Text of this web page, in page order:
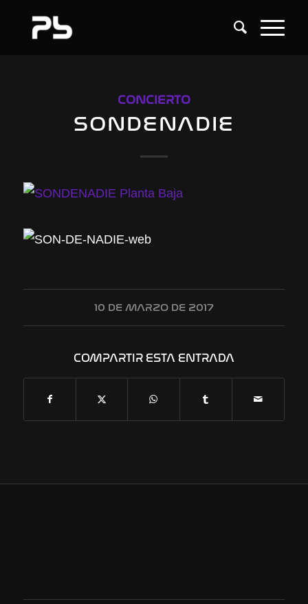
CONCIERTO
SONDENADIE
10 DE MARZO DE 2017
COMPARTIR ESTA ENTRADA